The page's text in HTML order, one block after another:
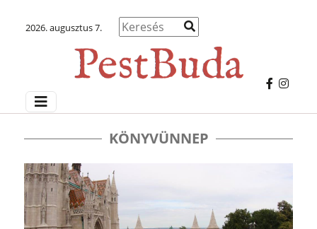
2026. augusztus 7.
KÖNYVÜNNEP